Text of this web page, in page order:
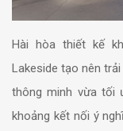
Hài hòa thiết kế
Lakeside tạo nên
thông minh vừa tối
khoảng kết nối ý